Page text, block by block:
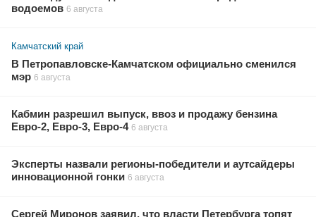
водоемов 6 августа
Камчатский край
В Петропавловске-Камчатском официально сменился
мэр 6 августа
Кабмин разрешил выпуск, ввоз и продажу бензина
Евро-2, Евро-3, Евро-4 6 августа
Эксперты назвали регионы-победители и аутсайдеры
инновационной гонки 6 августа
Сергей Миронов заявил, что власти Петербурга топят